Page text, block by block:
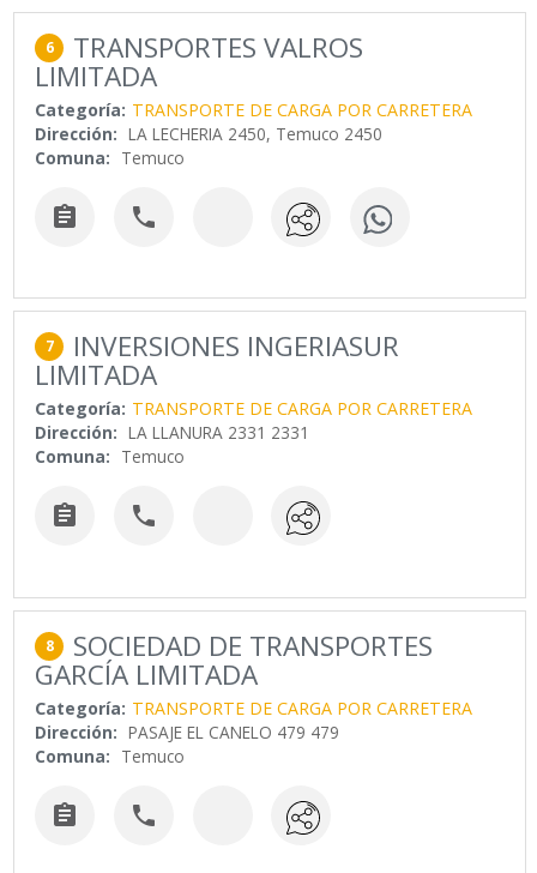
6 TRANSPORTES VALROS
LIMITADA
Categoría: TRANSPORTE DE CARGA POR CARRETERA
Dirección: LA LECHERIA 2450, Temuco 2450
Comuna: Temuco
 
7 INVERSIONES INGERIASUR
LIMITADA
Categoría: TRANSPORTE DE CARGA POR CARRETERA
Dirección: LA LLANURA 2331 2331
Comuna: Temuco
 
8 SOCIEDAD DE TRANSPORTES
GARCÍA LIMITADA
Categoría: TRANSPORTE DE CARGA POR CARRETERA
Dirección: PASAJE EL CANELO 479 479
Comuna: Temuco
 